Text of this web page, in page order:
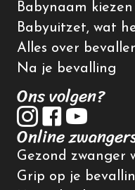
Babynaam kiezen
Babyuitzet, wat
Alles over
Na je bevalling
Ons volgen?
Online
Gezond zwanger
Grip op je